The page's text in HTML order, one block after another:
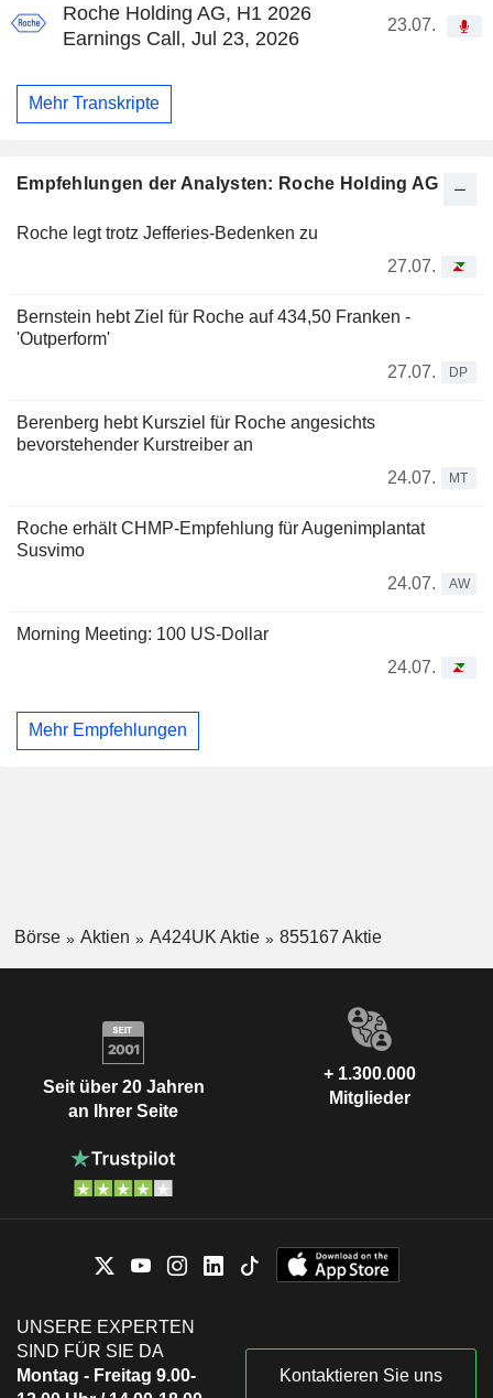
Roche Holding AG, H1 2026
Earnings Call, Jul 23, 2026
23.07.
Mehr Transkripte
Empfehlungen der Analysten: Roche Holding AG
Roche legt trotz Jefferies-Bedenken zu
27.07.
Bernstein hebt Ziel für Roche auf 434,50 Franken -
'Outperform'
27.07.
DP
Berenberg hebt Kursziel für Roche angesichts
bevorstehender Kurstreiber an
24.07.
MT
Roche erhält CHMP-Empfehlung für Augenimplantat
Susvimo
24.07.
AW
Morning Meeting: 100 US-Dollar
24.07.
Mehr Empfehlungen
Börse Aktien A424UK Aktie 855167 Aktie
Seit über 20 Jahren
an Ihrer Seite
+ 1.300.000
Mitglieder
UNSERE EXPERTEN
SIND FÜR SIE DA
Montag - Freitag 9.00-
Kontaktieren Sie uns